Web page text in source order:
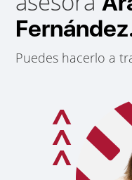
Puedes hacerlo a